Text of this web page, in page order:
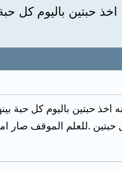
حبات باليوم بدال حبتين .للعلم